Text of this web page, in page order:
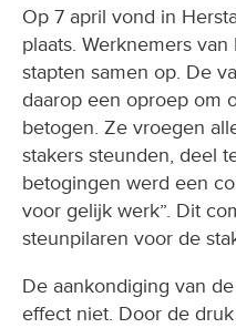
Op 7 april vond in
plaats. Werknemers
stapten samen op. De
daarop een oproep om
betogen. Ze vroegen
stakers steunden, deel
betogingen werd een
voor gelijk werk”. Dit
steunpilaren voor de
De aankondiging van
effect niet. Door de